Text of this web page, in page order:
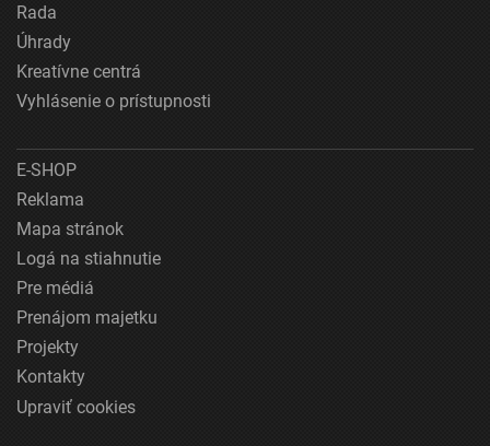
Rada
Úhrady
Kreatívne centrá
Vyhlásenie o prístupnosti
E-SHOP
Reklama
Mapa stránok
Logá na stiahnutie
Pre médiá
Prenájom majetku
Projekty
Kontakty
Upraviť cookies